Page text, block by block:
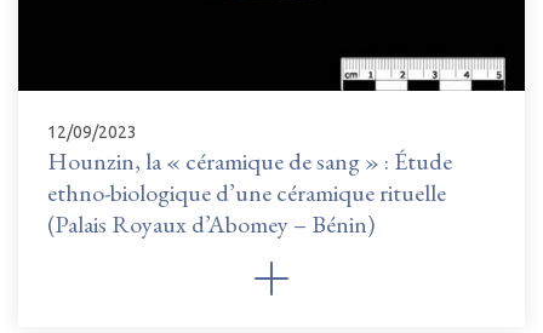
12/09/2023
Hounzin, la « céramique de sang » : Étude
ethno-biologique d’une céramique rituelle
(Palais Royaux d’Abomey – Bénin)